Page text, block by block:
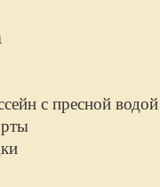
с пресной водой